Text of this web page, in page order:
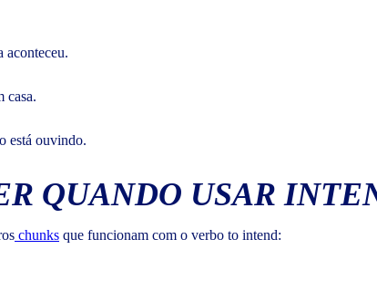
aconteceu.
casa.
está ouvindo.
QUANDO USAR
chunks que funcionam com o verbo to intend: